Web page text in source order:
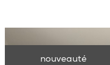
nouveauté